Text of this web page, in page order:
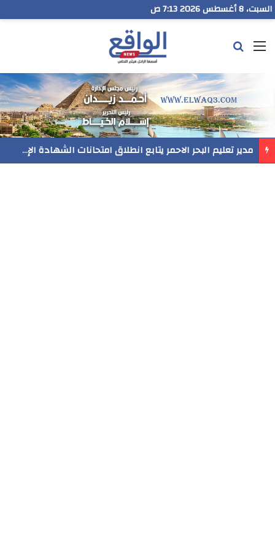
السبت، 8 أغسطس 2026 7:13 ص
القائمة
مدير تعليم البحر الاحمر يتابع انطلاق امتحانات الشهادة الإعدادية ويؤكد: الانضباط